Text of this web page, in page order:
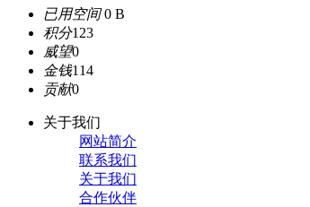
已用空间0 B
积分123
威望0
金钱114
贡献0
关于我们
网站简介
联系我们
关于我们
合作伙伴